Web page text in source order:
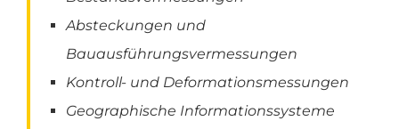
Absteckungen und
Bauausführungsvermessungen
Kontroll- und Deformationsmessungen
Geographische Informationssysteme